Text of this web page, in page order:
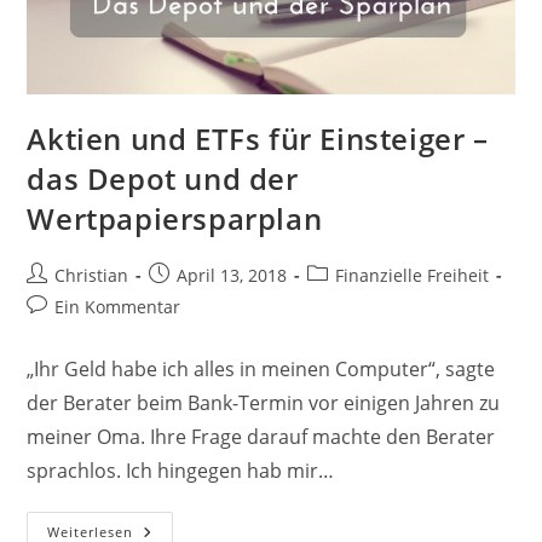
Aktien und ETFs für Einsteiger –
das Depot und der
Wertpapiersparplan
Beitrags-
Autor:
Christian
Beitrag
veröffentlicht:
April 13, 2018
Beitrags-
Finanzielle Freiheit
Beitrags-
Ein Kommentar
„Ihr Geld habe ich alles in meinen Computer“, sagte
der Berater beim Bank-Termin vor einigen Jahren zu
meiner Oma. Ihre Frage darauf machte den Berater
sprachlos. Ich hingegen hab mir…
Weiterlesen Aktien